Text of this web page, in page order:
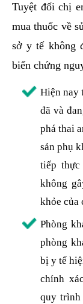
Tuyệt đối chị
mua thuốc về
sở y tế không
biến chứng
Hiện nay
đã và
phá thai
sản phụ
tiếp thực
không
khỏe của
Phòng
phòng
bị y tế
chính
quy trình